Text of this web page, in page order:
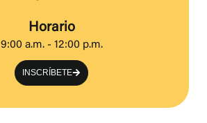
Horario
9:00 a.m. - 12:00 p.m.
INSCRÍBETE